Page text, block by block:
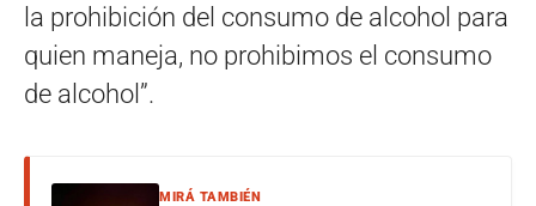
la prohibición del consumo de alcohol para
quien maneja, no prohibimos el consumo
de alcohol”.
MIRÁ TAMBIÉN